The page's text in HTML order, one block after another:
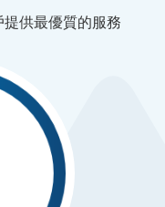
供最優質的服務